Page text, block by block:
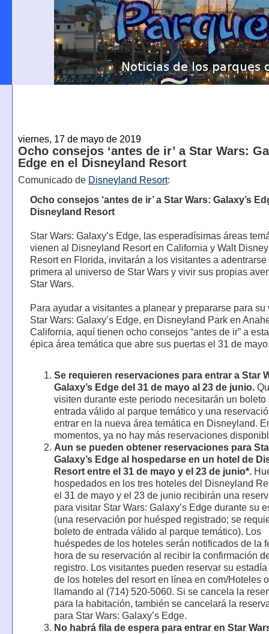
viernes, 17 de mayo de 2019
Ocho consejos ‘antes de ir’ a Star Wars:
Edge en el Disneyland Resort
Comunicado de Disneyland Resort:
Ocho consejos ‘antes de ir’ a Star Wars: Galaxy’s
Disneyland Resort
Star Wars: Galaxy’s Edge, las esperadísimas áreas
vienen al Disneyland Resort en California y Walt
Resort en Florida, invitarán a los visitantes a adentrarse
primera al universo de Star Wars y vivir sus propias
Star Wars.
Para ayudar a visitantes a planear y prepararse para su
Star Wars: Galaxy’s Edge, en Disneyland Park en
California, aquí tienen ocho consejos “antes de ir” a
épica área temática que abre sus puertas el 31 de
Se requieren reservaciones para entrar a Star
Galaxy’s Edge del 31 de mayo al 23 de junio.
visiten durante este periodo necesitarán un boleto
entrada válido al parque temático y una
entrar en la nueva área temática en Disneyland.
momentos, ya no hay más reservaciones
Aun se pueden obtener reservaciones para
Galaxy’s Edge al hospedarse en un hotel de
Resort entre el 31 de mayo y el 23 de junio*.
hospedados en los tres hoteles del Disneyland
el 31 de mayo y el 23 de junio recibirán una
para visitar Star Wars: Galaxy’s Edge durante su
(una reservación por huésped registrado; se
boleto de entrada válido al parque temático). Los
huéspedes de los hoteles serán notificados de la
hora de su reservación al recibir la confirmación
registro. Los visitantes pueden reservar su
de los hoteles del resort en línea en com/Hoteles o
llamando al (714) 520-5060. Si se cancela la
para la habitación, también se cancelará la
para Star Wars: Galaxy’s Edge.
No habrá fila de espera para entrar en Star